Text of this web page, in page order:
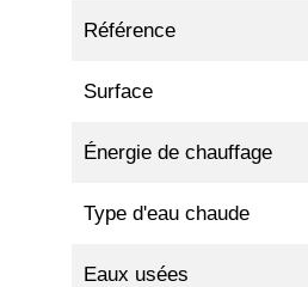
Référence
Surface
Énergie de chauffage
Type d'eau chaude
Eaux usées